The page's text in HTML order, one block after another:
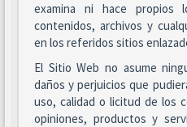
examina ni hace propios
contenidos, archivos y
en los referidos sitios
El Sitio Web no asume
daños y perjuicios que
uso, calidad o licitud de los
opiniones, productos y